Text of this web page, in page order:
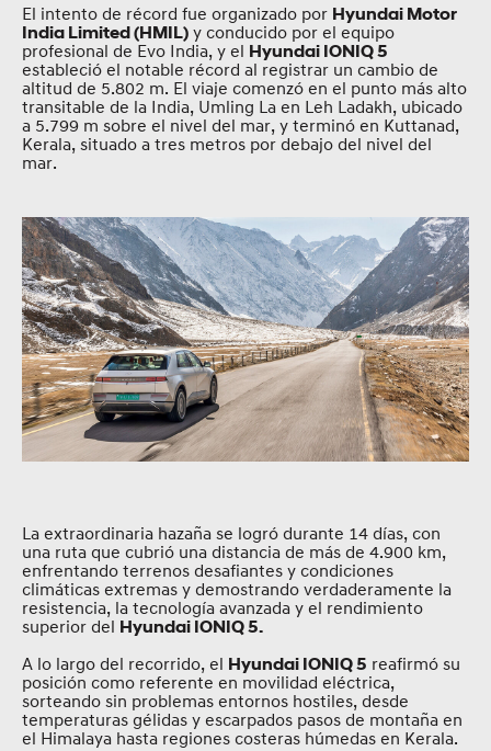
El intento de récord fue organizado por Hyundai Motor
India Limited (HMIL)y conducido por el equipo
profesional de Evo India, y el Hyundai IONIQ 5
estableció el notable récord al registrar un cambio de
altitud de 5.802 m. El viaje comenzó en el punto más alto
transitable de la India, Umling La en Leh Ladakh, ubicado
a 5.799 m sobre el nivel del mar, y terminó en Kuttanad,
Kerala, situado a tres metros por debajo del nivel del
mar.
La extraordinaria hazaña se logró durante 14 días, con
una ruta que cubrió una distancia de más de 4.900 km,
enfrentando terrenos desafiantes y condiciones
climáticas extremas y demostrando verdaderamente la
resistencia, la tecnología avanzada y el rendimiento
superior del Hyundai IONIQ 5.
A lo largo del recorrido, el Hyundai IONIQ 5 reafirmó su
posición como referente en movilidad eléctrica,
sorteando sin problemas entornos hostiles, desde
temperaturas gélidas y escarpados pasos de montaña en
el Himalaya hasta regiones costeras húmedas en Kerala.